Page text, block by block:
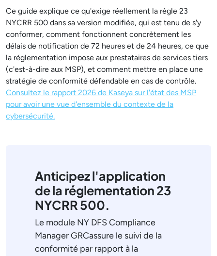
Ce guide explique ce qu'exige réellement la règle 23
NYCRR 500 dans sa version modifiée, qui est tenu de s'y
conformer, comment fonctionnent concrètement les
délais de notification de 72 heures et de 24 heures, ce que
la réglementation impose aux prestataires de services tiers
(c'est-à-dire aux MSP), et comment mettre en place une
stratégie de conformité défendable en cas de contrôle.
Consultez le rapport 2026 de Kaseya sur l'état des MSP
pour avoir une vue d'ensemble du contexte de la
cybersécurité.
Anticipez l'application
de la réglementation 23
NYCRR 500.
Le module NY DFS Compliance
Manager GRCassure le suivi de la
conformité par rapport à la